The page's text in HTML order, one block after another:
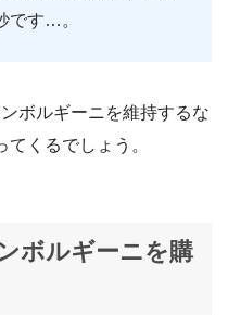
です…。
ボルギーニを維持するな
くるでしょう。
ボルギーニを購